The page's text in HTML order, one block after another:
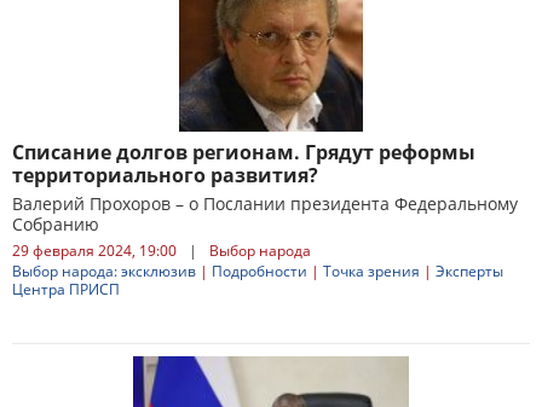
Списание долгов регионам. Грядут реформы
территориального развития?
Валерий Прохоров – о Послании президента Федеральному
Собранию
29 февраля 2024, 19:00 |
Выбор народа
Выбор народа: эксклюзив | Подробности | Точка зрения | Эксперты
Центра ПРИСП